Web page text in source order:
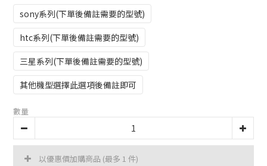
sony系列(下單後備註需要的型號)
htc系列(下單後備註需要的型號)
三星系列(下單後備註需要的型號)
其他機型選擇此選項後備註即可
數量
以優惠價加購商品 (最多 1 件)